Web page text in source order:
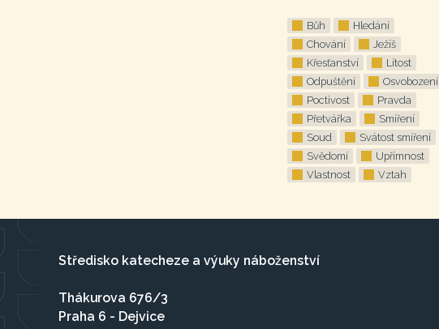
Bůh
Hledání
Chování
Ježíš
Křesťanství
Lítost
Odpuštění
Osvobození
Poctivost
Pravda
Přetvářka
Smíření
Soud
Svátost smíření
Svědomí
Upřímnost
Vlastnost
Vztah
Středisko katecheze a výuky náboženství
Thákurova 676/3
Praha 6 - Dejvice